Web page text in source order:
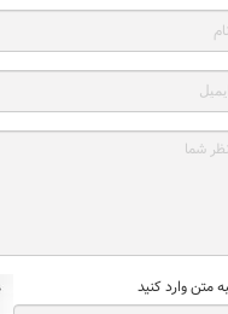
متن وارد کنید